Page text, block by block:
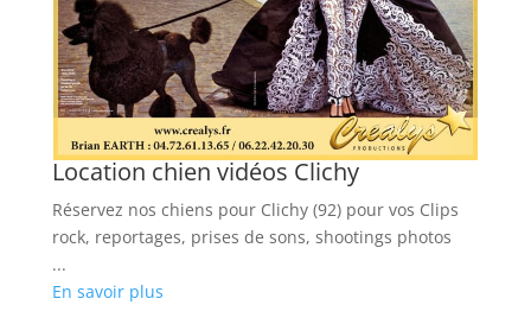
Location chien vidéos Clichy
Réservez nos chiens pour Clichy (92) pour vos Clips
rock, reportages, prises de sons, shootings photos
...
En savoir plus